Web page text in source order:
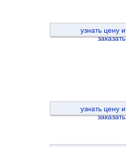
узнать цену и
заказать
узнать цену и
заказать